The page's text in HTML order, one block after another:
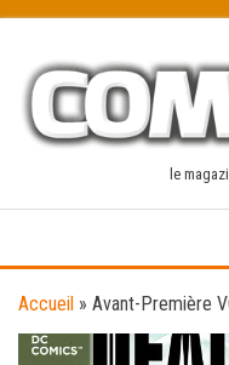
content
le
Accueil » Avant-Première